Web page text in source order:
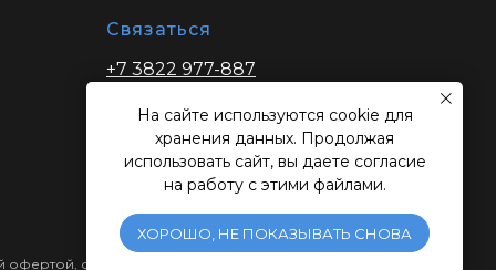
На сайте используются cookie для
хранения данных. Продолжая
использовать сайт, вы даете согласие
на работу с этими файлами.
ХОРОШО, НЕ ПОКАЗЫВАТЬ СНОВА
Связаться
+7 3822 977-887
zakaz@ibptomsk.ru
офертой, определяемой положениями Статьи